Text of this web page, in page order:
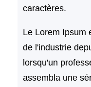
caractères.
Le Lorem Ipsum
de l'industrie
lorsqu'un
assembla une